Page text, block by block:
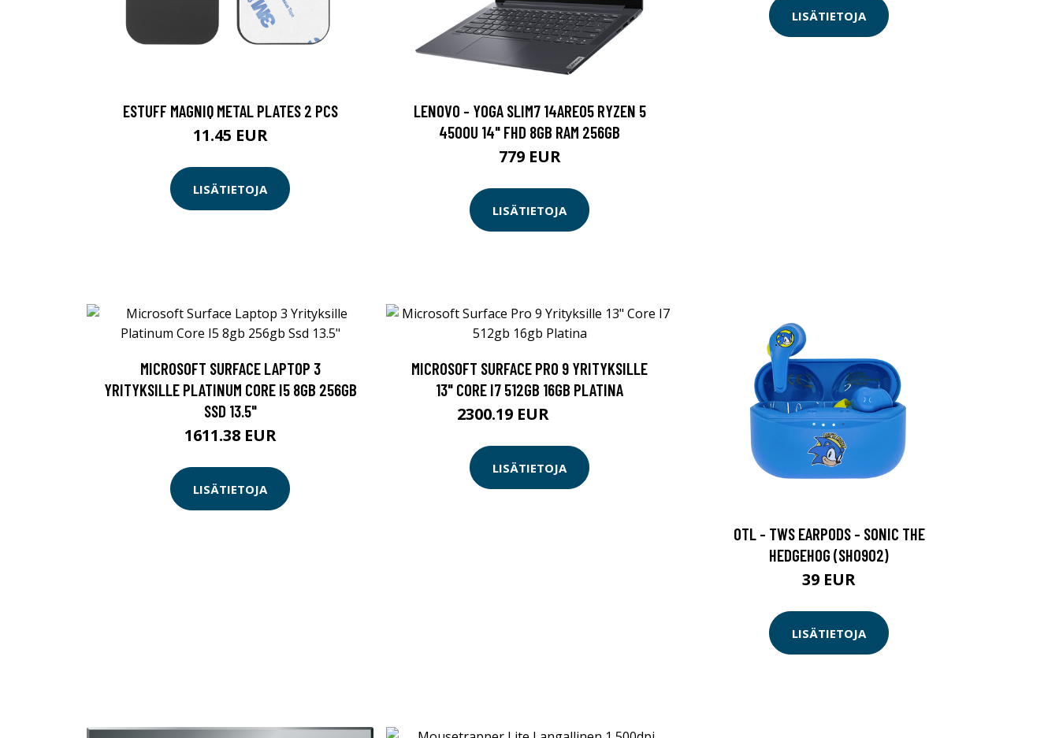
ESTUFF MAGNIQ METAL PLATES 2 PCS
11.45 EUR
LISÄTIETOJA
LENOVO - YOGA SLIM7 14ARE05 RYZEN 5
4500U 14" FHD 8GB RAM 256GB
779 EUR
LISÄTIETOJA
LISÄTIETOJA
MICROSOFT SURFACE LAPTOP 3
YRITYKSILLE PLATINUM CORE I5 8GB 256GB
SSD 13.5"
1611.38 EUR
LISÄTIETOJA
MICROSOFT SURFACE PRO 9 YRITYKSILLE
13" CORE I7 512GB 16GB PLATINA
2300.19 EUR
LISÄTIETOJA
OTL - TWS EARPODS - SONIC THE
HEDGEHOG (SH0902)
39 EUR
LISÄTIETOJA